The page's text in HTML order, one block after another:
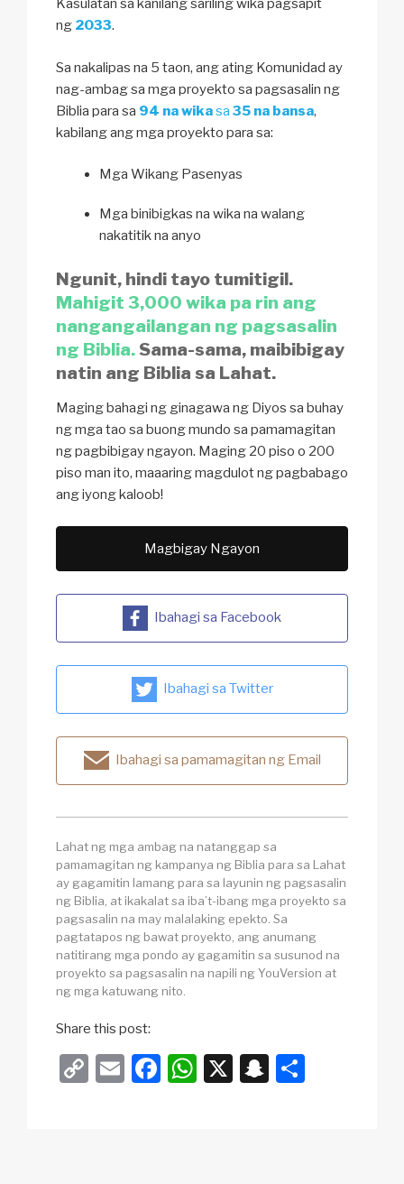
Kasulatan sa kanilang sariling wika pagsapit
ng 2033.
Sa nakalipas na 5 taon, ang ating Komunidad ay
nag-ambag sa mga proyekto sa pagsasalin ng
Biblia para sa 94 na wikasa 35 na bansa,
kabilang ang mga proyekto para sa:
Mga Wikang Pasenyas
Mga binibigkas na wika na walang
nakatitik na anyo
Ngunit, hindi tayo tumitigil.
Mahigit 3,000 wika pa rin ang
nangangailangan ng pagsasalin
ng Biblia.Sama-sama, maibibigay
natin ang Biblia sa Lahat.
Maging bahagi ng ginagawa ng Diyos sa buhay
ng mga tao sa buong mundo sa pamamagitan
ng pagbibigay ngayon. Maging 20 piso o 200
piso man ito, maaaring magdulot ng pagbabago
ang iyong kaloob!
Magbigay Ngayon
Ibahagi sa Facebook
Ibahagi sa Twitter
Ibahagi sa pamamagitan ng Email
Lahat ng mga ambag na natanggap sa
pamamagitan ng kampanya ng Biblia para sa Lahat
ay gagamitin lamang para sa layunin ng pagsasalin
ng Biblia, at ikakalat sa iba’t-ibang mga proyekto sa
pagsasalin na may malalaking epekto. Sa
pagtatapos ng bawat proyekto, ang anumang
natitirang mga pondo ay gagamitin sa susunod na
proyekto sa pagsasalin na napili ng YouVersion at
ng mga katuwang nito.
Share this post:
C
E
F
W X
S